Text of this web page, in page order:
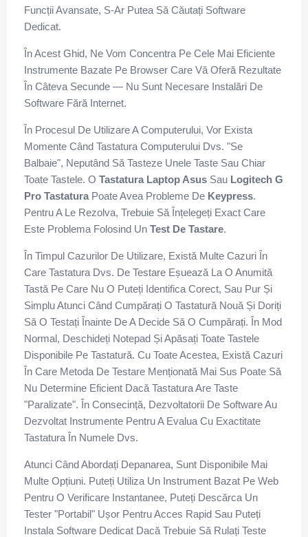
Funcții Avansate, S-Ar Putea Să Căutați Software
Dedicat.
În Acest Ghid, Ne Vom Concentra Pe Cele Mai Eficiente
Instrumente Bazate Pe Browser Care Vă Oferă Rezultate
În Câteva Secunde — Nu Sunt Necesare Instalări De
Software Fără Internet.
În Procesul De Utilizare A Computerului, Vor Exista
Momente Când Tastatura Computerului Dvs. "se
Balbaie", Neputând Să Tasteze Unele Taste Sau Chiar
Toate Tastele. OTastatura Laptop Asus Sau Logitech G
Pro Tastatura Poate Avea Probleme De Keypress.
Pentru A Le Rezolva, Trebuie Să Înțelegeți Exact Care
Este Problema Folosind UnTest De Tastare.
În Timpul Cazurilor De Utilizare, Există Multe Cazuri În
Care Tastatura Dvs. De Testare Eșuează La O Anumită
Tastă Pe Care Nu O Puteți Identifica Corect, Sau Pur Și
Simplu Atunci Când Cumpărați O Tastatură Nouă Și Doriți
Să O Testați Înainte De A Decide Să O Cumpărați. În Mod
Normal, Deschideți Notepad Și Apăsați Toate Tastele
Disponibile Pe Tastatură. Cu Toate Acestea, Există Cazuri
În Care Metoda De Testare Menționată Mai Sus Poate Să
Nu Determine Eficient Dacă Tastatura Are Taste
"paralizate". În Consecință, Dezvoltatorii De Software Au
Dezvoltat Instrumente Pentru A Evalua Cu Exactitate
Tastatura În Numele Dvs.
Atunci Când Abordați Depanarea, Sunt Disponibile Mai
Multe Opțiuni. Puteți Utiliza Un Instrument Bazat Pe Web
Pentru O Verificare Instantanee, Puteți Descărca Un
Tester "portabil" Ușor Pentru Acces Rapid Sau Puteți
Instala Software Dedicat Dacă Trebuie Să Rulați Teste